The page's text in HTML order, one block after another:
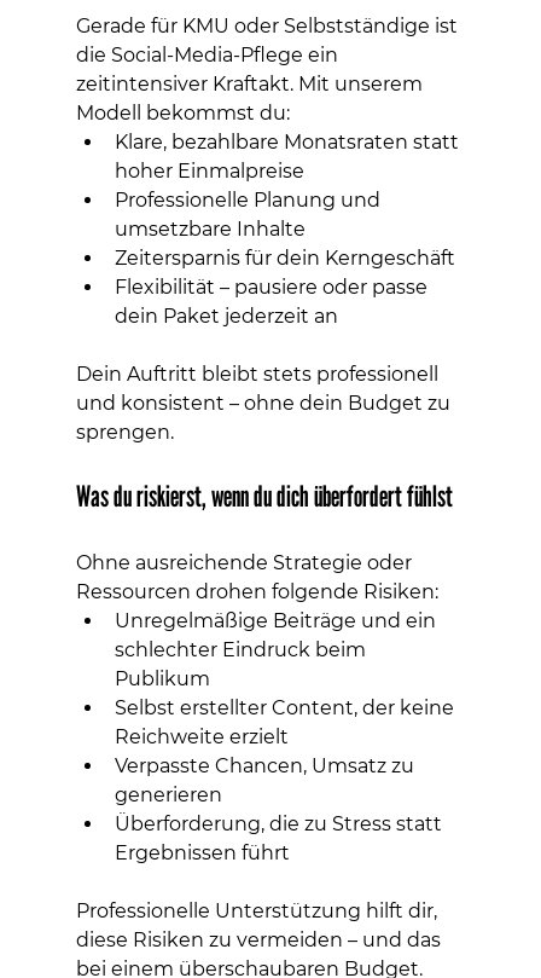
Gerade für KMU oder Selbstständige ist
die Social-Media-Pflege ein
zeitintensiver Kraftakt. Mit unserem
Modell bekommst du:
Klare, bezahlbare Monatsraten statt
hoher Einmalpreise
Professionelle Planung und
umsetzbare Inhalte
Zeitersparnis für dein Kerngeschäft
Flexibilität – pausiere oder passe
dein Paket jederzeit an
Dein Auftritt bleibt stets professionell
und konsistent – ohne dein Budget zu
sprengen.
Was du riskierst, wenn du dich überfordert fühlst
Ohne ausreichende Strategie oder
Ressourcen drohen folgende Risiken:
Unregelmäßige Beiträge und ein
schlechter Eindruck beim
Publikum
Selbst erstellter Content, der keine
Reichweite erzielt
Verpasste Chancen, Umsatz zu
generieren
Überforderung, die zu Stress statt
Ergebnissen führt
Professionelle Unterstützung hilft dir,
diese Risiken zu vermeiden – und das
bei einem überschaubaren Budget.